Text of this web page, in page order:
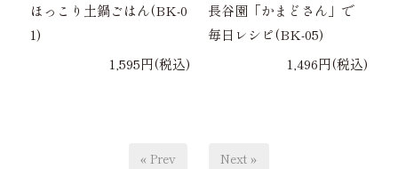
ほっこり土鍋ごはん(BK-0
1)
1,595円(税込)
長谷園「かまどさん」で
毎日レシピ(BK-05)
1,496円(税込)
« Prev Next »